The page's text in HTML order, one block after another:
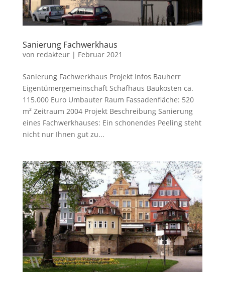
Sanierung Fachwerkhaus
von redakteur| Februar 2021
Sanierung Fachwerkhaus Projekt Infos Bauherr
Eigentümergemeinschaft Schafhaus Baukosten ca.
115.000 Euro Umbauter Raum Fassadenfläche: 520
m² Zeitraum 2004 Projekt Beschreibung Sanierung
eines Fachwerkhauses: Ein schonendes Peeling steht
nicht nur Ihnen gut zu...